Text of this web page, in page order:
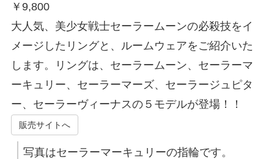
￥ 9,800
大人気、美少女戦士セーラームーンの必殺技をイ
メージしたリングと、ルームウェアをご紹介いた
します。リングは、セーラームーン、セーラーマ
ーキュリー、セーラーマーズ、セーラージュピタ
ー、セーラーヴィーナスの５モデルが登場！！
販売サイトへ
写真はセーラーマーキュリーの指輪です。